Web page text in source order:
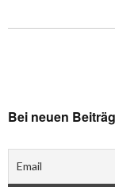
Bei neuen